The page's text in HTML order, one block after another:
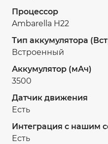
Процессор
Ambarella H22
Тип
Встроенный
Аккумулятор (мАч)
3500
Датчик движения
Есть
Интеграция с нашим
Есть